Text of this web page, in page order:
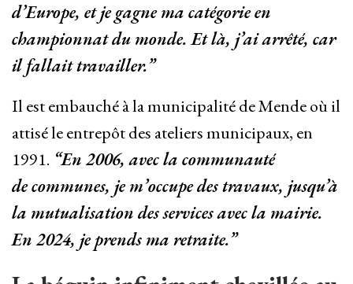
d’Europe, et je gagne ma catégorie en
championnat du monde. Et là, j’ai arrêté, car
il fallait travailler.”
Il est embauché à la municipalité de Mende où il
attisé le entrepôt des ateliers municipaux, en
1991. “En 2006, avec la communauté
de communes, je m’occupe des travaux, jusqu’à
la mutualisation des services avec la mairie.
En 2024, je prends ma retraite.”